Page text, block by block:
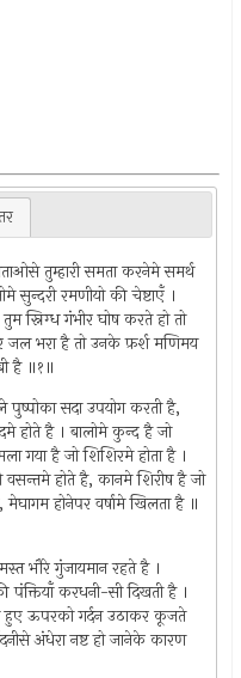
तुम्हारी समता करनेमे समर्थ
रमणीयो की चेष्टाएँ ।
स्निग्ध गंभीर घोष करते हो तो
जल भरा है तो उनके फ़र्श मणिमय
है ॥१॥
सदा उपयोग करती है,
होते है । बालोमे कुन्द है जो
गया है जो शिशिरमे होता है ।
होते है, कानमे शिरीष है जो
होनेपर वर्षामे खिलता है ॥
भौरे गुंजायमान रहते है ।
करधनी-सी दिखती है ।
ऊपरको गर्दन उठाकर कूजते
अंधेरा नष्ट हो जानेके कारण